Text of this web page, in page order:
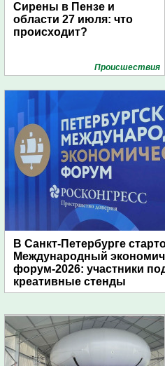
Сирены в Пензе и
области 27 июля: что
происходит?
Проиcшествия
В Санкт-Петербурге
Международный
форум-2026: участники
креативные стенды